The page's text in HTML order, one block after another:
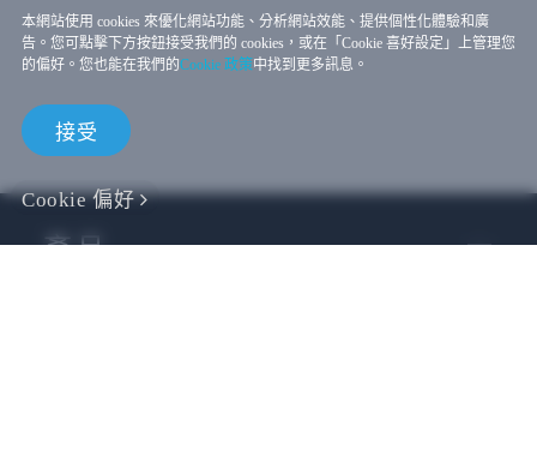
本網站使用 cookies 來優化網站功能、分析網站效能、提供個性化體驗和廣
告。您可點擊下方按鈕接受我們的 cookies，或在「Cookie 喜好設定」上管理您
的偏好。您也能在我們的Cookie 政策中找到更多訊息。
接受
Cookie 偏好
產品